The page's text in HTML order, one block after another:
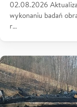
02.08.2026
wykonaniu badań
r…